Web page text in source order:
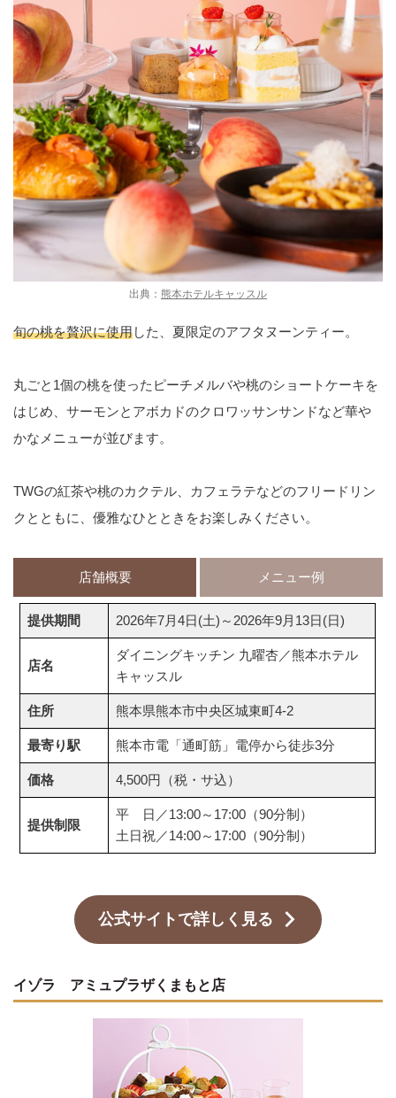
出典： 熊本ホテルキャッスル
旬の桃を贅沢に使用した、夏限定のアフタヌーンティー。
丸ごと1個の桃を使ったピーチメルバや桃のショートケーキを
はじめ、サーモンとアボカドのクロワッサンサンドなど華や
かなメニューが並びます。
TWGの紅茶や桃のカクテル、カフェラテなどのフリードリン
クとともに、優雅なひとときをお楽しみください。
店舗概要 メニュー例
提供期間 2026年7月4日(土)～2026年9月13日(日)
店名
ダイニングキッチン 九曜杏／熊本ホテル
キャッスル
住所 熊本県熊本市中央区城東町4-2
最寄り駅 熊本市電「通町筋」電停から徒歩3分
価格 4,500円（税・サ込）
提供制限
平 日／13:00～17:00（90分制）
土日祝／14:00～17:00（90分制）
公式サイトで詳しく見る
イゾラ アミュプラザくまもと店